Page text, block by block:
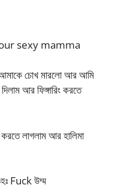
sexy mamma
চোখ মারলো আর আমি
আর ফিঙ্গারিং করতে
লাগলাম আর হালিমা
Fuck উম্ম